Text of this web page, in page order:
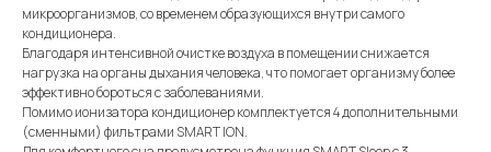
микроорганизмов, со временем образующихся внутри самого
кондиционера.
Благодаря интенсивной очистке воздуха в помещении снижается
нагрузка на органы дыхания человека, что помогает организму более
эффективно бороться с заболеваниями.
Помимо ионизатора кондиционер комплектуется 4 дополнительными
(сменными) фильтрами SMART ION.